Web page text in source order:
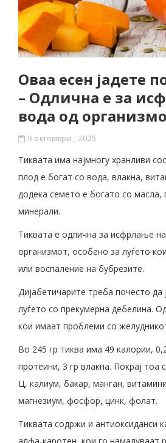
Оваа есен јадете
– Одлична е за
вода од
9 октомври , 2025
Тиквата има најмногу хранливи
плод е богат со вода, влакна,
додека семето е богато со масла,
минерали.
Тиквата е одлична за исфрлање
организмот, особено за луѓето
или воспаление на бубрезите.
Дијабетичарите треба почесто да
луѓето со прекумерна дебелина.
кои имаат проблеми со
Во 245 гр тиква има 49 калории,
протеини, 3 гр влакна. Покрај
Ц, калиум, бакар, манган,
магнезиум, фосфор, цинк, фолат.
Тиквата содржи и антиоксиданси